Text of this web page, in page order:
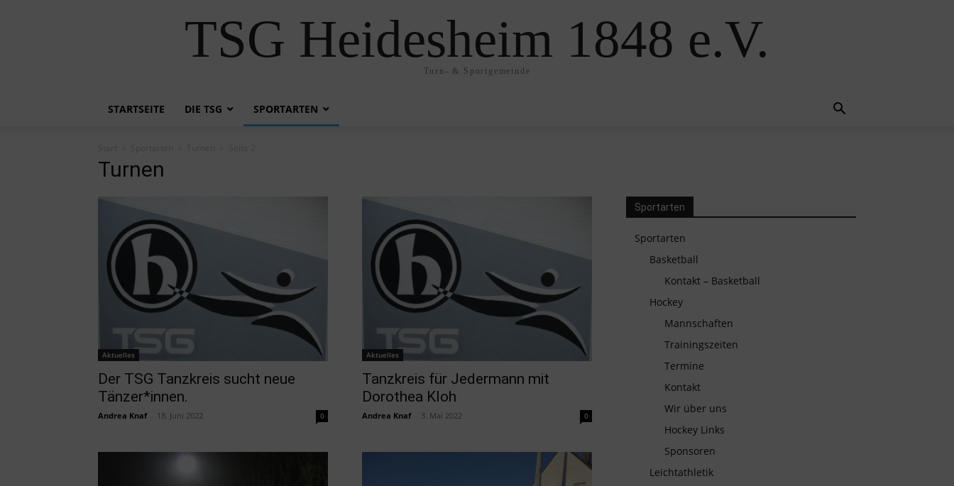
TSG Heidesheim 1848 e.V.
Turn- & Sportgemeinde
STARTSEITE DIE TSG SPORTARTEN
Turnen
Aktuelles
Der TSG Tanzkreis sucht neue
Tänzer*innen.
Andrea Knaf 18. Juni 2022 0
Aktuelles
Tanzkreis für Jedermann mit
Dorothea Kloh
Andrea Knaf 3. Mai 2022 0
Sportarten
Sportarten
Basketball
Kontakt – Basketball
Hockey
Mannschaften
Trainingszeiten
Termine
Kontakt
Wir über uns
Hockey Links
Sponsoren
Leichtathletik